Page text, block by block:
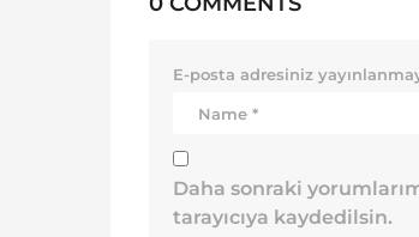
E-posta adresiniz
Daha sonraki
tarayıcıya kaydedilsin.